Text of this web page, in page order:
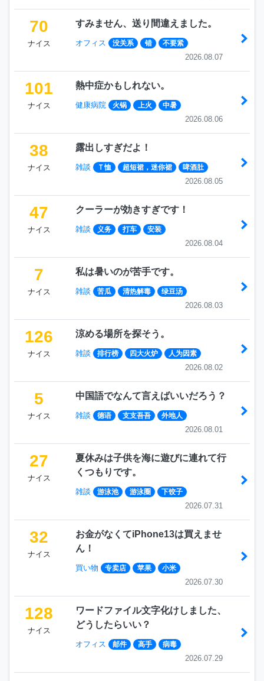
70
ナイス
すみません、送り間違えました。
オフィス 没关系 错 不要紧
2026.08.07
101
ナイス
熱中症かもしれない。
健康病院 火锅 上火 中暑
2026.08.06
38
ナイス
露出しすぎだよ！
雑談 Ｔ恤 超短裙，迷你裙 啤酒肚
2026.08.05
47
ナイス
クーラーが効きすぎです！
雑談 义务 打车 安装
2026.08.04
7
ナイス
私は暑いのが苦手です。
雑談 苦瓜 清热解毒 绿豆汤
2026.08.03
126
ナイス
涼める場所を探そう。
雑談 排行榜 四大火炉 人为因素
2026.08.02
5
ナイス
中国語でなんて言えばいいだろう？
雑談 德语 支支吾吾 外地人
2026.08.01
27
ナイス
夏休みは子供を海に遊びに連れて行
くつもりです。
雑談 游泳池 游泳圈 下饺子
2026.07.31
32
ナイス
お金がなくてiPhone13は買えませ
ん！
買い物 专卖店 苹果 小米
2026.07.30
128
ナイス
ワードファイル文字化けしました、
どうしたらいい？
オフィス 邮件 高手 病毒
2026.07.29